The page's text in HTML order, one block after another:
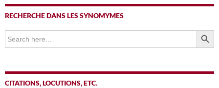
RECHERCHE DANS LES SYNOMYMES
Search
for:
SEARCH
CITATIONS, LOCUTIONS, ETC.